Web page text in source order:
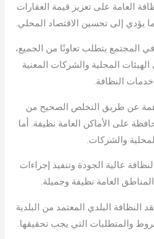
العامة على تعزيز قيمة العقارات
يؤدي إلى تحسين الاقتصاد المحلي.
المجتمع يتطلب تعاونًا من الجميع،
المحلية والشركات المعنية
خدمات النظافة.
عن طريق التخلص الصحيح من
على الأماكن العامة نظيفة. أما
والشركات.
عالية الجودة وتنفيذ إجراءات
العامة نظيفة وجميلة.
البلدي المعتمد من البلدية
والمتطلبات التي يجب تحقيقها.